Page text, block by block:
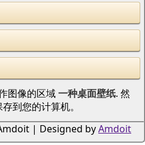
图像的区域一种桌面壁纸. 然
到您的计算机。
| Designed byAmdoit